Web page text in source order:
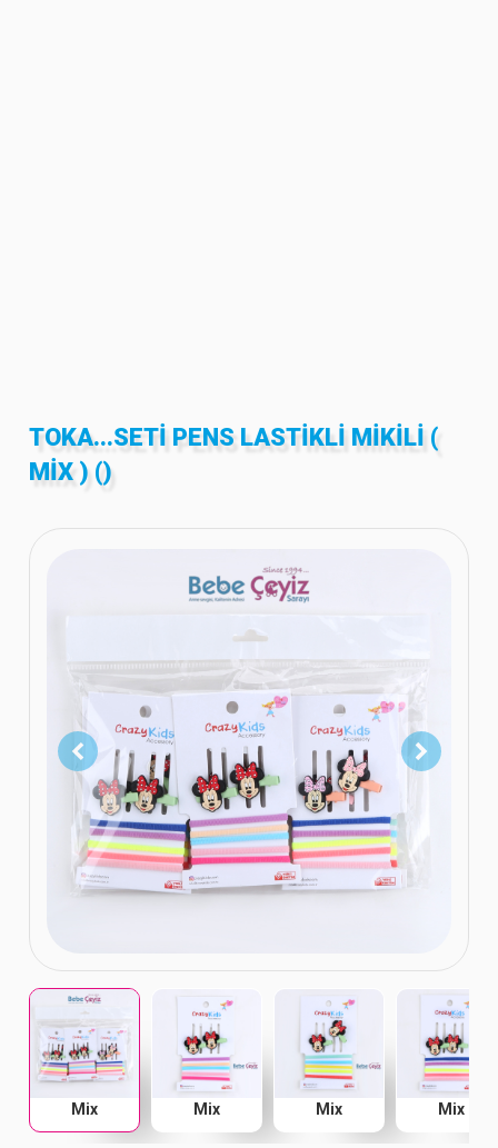
TOKA...SETI PENS LASTIKLI MIKILI (
MIX ) ()
Mix Mix Mix Mix